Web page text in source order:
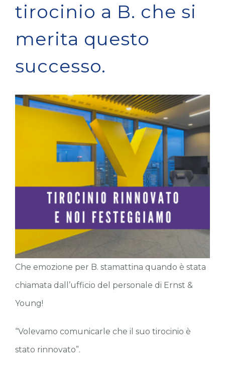
tirocinio a B. che si
merita questo
successo.
Che emozione per B. stamattina quando è stata
chiamata dall’ufficio del personale di Ernst &
Young!
“Volevamo comunicarle che il suo tirocinio è
stato rinnovato”.